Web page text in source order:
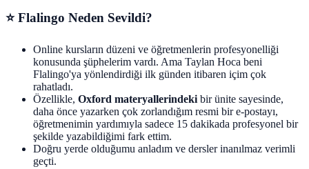
⭐ Flalingo Neden Sevildi?
Online kursların düzeni ve öğretmenlerin profesyonelliği
konusunda şüphelerim vardı. Ama Taylan Hoca beni
Flalingo'ya yönlendirdiği ilk günden itibaren içim çok
rahatladı.
Özellikle, Oxford materyallerindeki bir ünite sayesinde,
daha önce yazarken çok zorlandığım resmi bir e-postayı,
öğretmenimin yardımıyla sadece 15 dakikada profesyonel bir
şekilde yazabildiğimi fark ettim.
Doğru yerde olduğumu anladım ve dersler inanılmaz verimli
geçti.